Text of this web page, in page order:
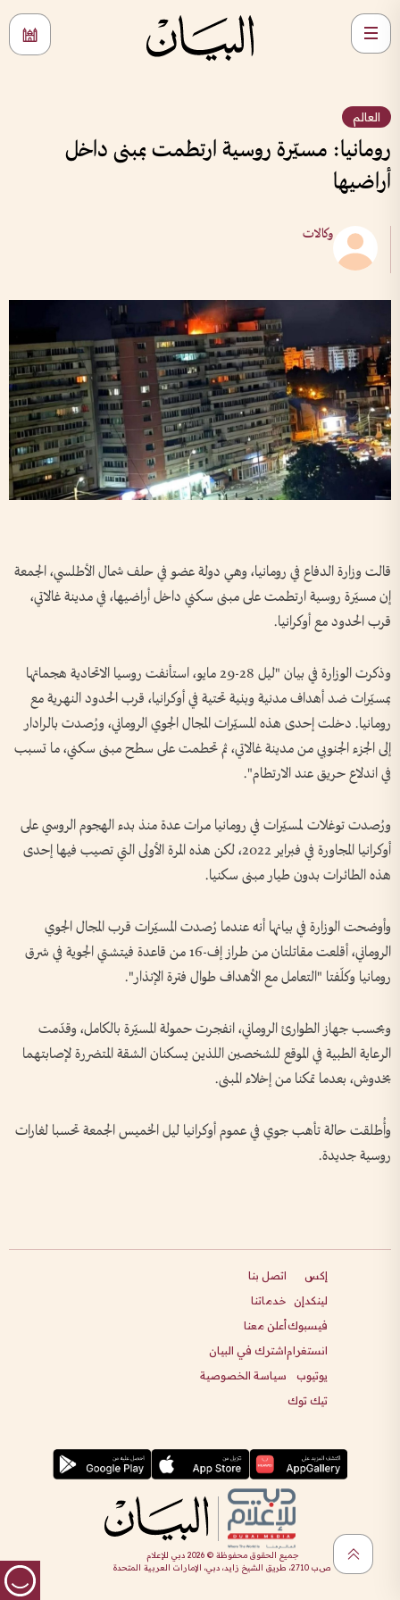
العالم
رومانيا: مسيّرة روسية ارتطمت بمبنى داخل
أراضيها
وكالات
قالت وزارة الدفاع في رومانيا، وهي دولة عضو في حلف شمال الأطلسي، الجمعة
إن مسيّرة روسية ارتطمت على مبنى سكني داخل أراضيها، في مدينة غالاتي،
قرب الحدود مع أوكرانيا.
وذكرت الوزارة في بيان "ليل 28-29 مايو، استأنفت روسيا الاتحادية هجماتها
بمسيّرات ضد أهداف مدنية وبنية تحتية في أوكرانيا، قرب الحدود النهرية مع
رومانيا. دخلت إحدى هذه المسيّرات المجال الجوي الروماني، ورُصدت بالرادار
إلى الجزء الجنوبي من مدينة غالاتي، ثم تحطمت على سطح مبنى سكني، ما تسبب
في اندلاع حريق عند الارتطام".
ورُصدت توغلات لمسيّرات في رومانيا مرات عدة منذ بدء الهجوم الروسي على
أوكرانيا المجاورة في فبراير 2022، لكن هذه المرة الأولى التي تصيب فيها إحدى
هذه الطائرات بدون طيار مبنى سكنيا.
وأوضحت الوزارة في بيانها أنه عندما رُصدت المسيّرات قرب المجال الجوي
الروماني، أقلعت مقاتلتان من طراز إف-16 من قاعدة فيتشتي الجوية في شرق
رومانيا وكلّفتا "التعامل مع الأهداف طوال فترة الإنذار".
وبحسب جهاز الطوارئ الروماني، انفجرت حمولة المسيّرة بالكامل، وقدّمت
الرعاية الطبية في الموقع للشخصين اللذين يسكنان الشقة المتضررة لإصابتهما
بخدوش، بعدما تمكنا من إخلاء المبنى.
وأُطلقت حالة تأهب جوي في عموم أوكرانيا ليل الخميس الجمعة تحسبا لغارات
روسية جديدة.
إكس
لينكدإن
فيسبوك
انستغرام
يوتيوب
تيك توك
اتصل بنا
خدماتنا
أعلن معنا
اشترك في البيان
سياسة الخصوصية
جميع الحقوق محفوظة ©2026 دبي للإعلام
ص.ب 2710، طريق الشيخ زايد، دبي، الإمارات العربية المتحدة